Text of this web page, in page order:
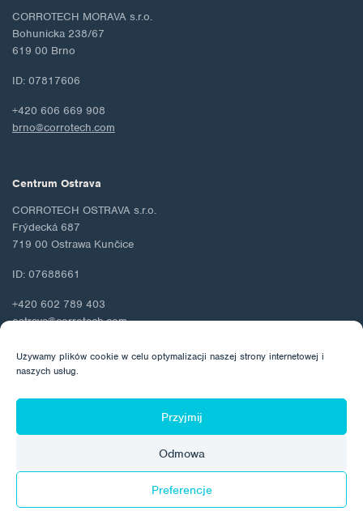
Używamy plików cookie w celu optymalizacji naszej strony internetowej i
naszych usług.
Przyjmij
Odmowa
Preferencje
CORROTECH MORAVA s.r.o.
Bohunicka 238/67
619 00 Brno
ID: 07817606
+420 606 669 908
brno@corrotech.com
Centrum Ostrava
CORROTECH OSTRAVA s.r.o.
Frýdecká 687
719 00 Ostrawa Kunčice
ID: 07688661
+420 602 789 403
ostrava@corrotech.com
© 2026 Corrotech
Polityka dotycząca plików cookie